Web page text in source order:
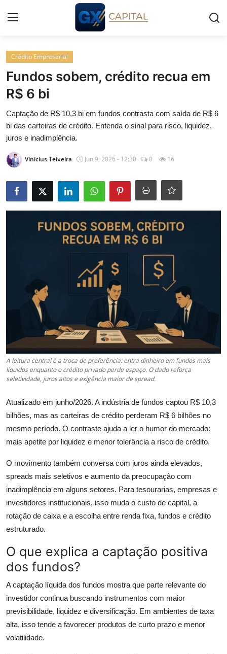
Entrar
Início
Cursos
Simuladores
Wealth
Histórias
Contato
Newsletter
Radar Econômico
Sobre
GX explica
Investimentos
Seguro de Vida
Motores do Brasil
Crédito Empresarial
Fundos sobem, crédito recua em
R$ 6 bi
Captação de R$ 10,3 bi em fundos contrasta com saída de R$ 6
bi das carteiras de crédito. Entenda o sinal para risco, liquidez,
juros e inadimplência.
Vinicius Teixeira Jun 9, 2026 - 12:30 0 16
A leitura central é a troca de preferência: entra dinheiro em fundos mais
líquidos enquanto o crédito privado perde espaço. O dado reforça
seletividade, juros altos e exigência maior de spread.
Atualizado em junho/2026. A indústria de fundos captou R$ 10,3
bilhões, mas as carteiras de crédito perderam R$ 6 bilhões no
mesmo período. O contraste ajuda a ler o humor do mercado:
mais apetite por liquidez e menor tolerância a risco de crédito.
O movimento também conversa com juros ainda elevados,
spreads mais seletivos e aumento da preocupação com
inadimplência em alguns setores. Para tesourarias, empresas e
investidores institucionais, isso muda o custo de capital, a
rotação de caixa e a escolha entre renda fixa, fundos e crédito
estruturado.
O que explica a captação positiva
dos fundos?
A captação líquida dos fundos mostra que parte relevante do
investidor continua buscando instrumentos com maior
previsibilidade, liquidez e diversificação. Em ambientes de taxa
alta, isso tende a favorecer produtos de curto prazo e menor
volatilidade.